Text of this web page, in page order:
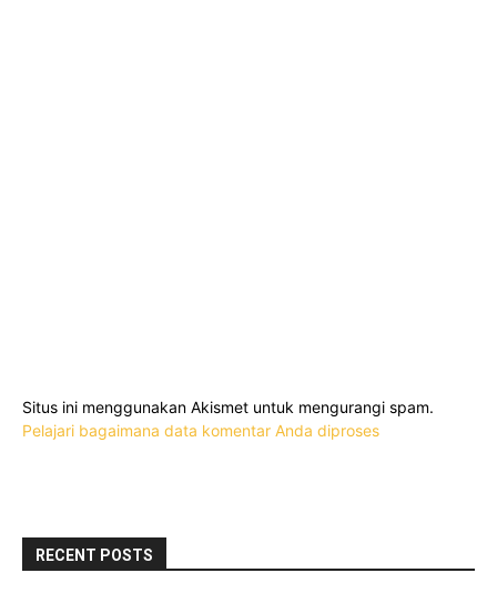
Situs ini menggunakan Akismet untuk mengurangi spam.
Pelajari bagaimana data komentar Anda diproses
RECENT POSTS